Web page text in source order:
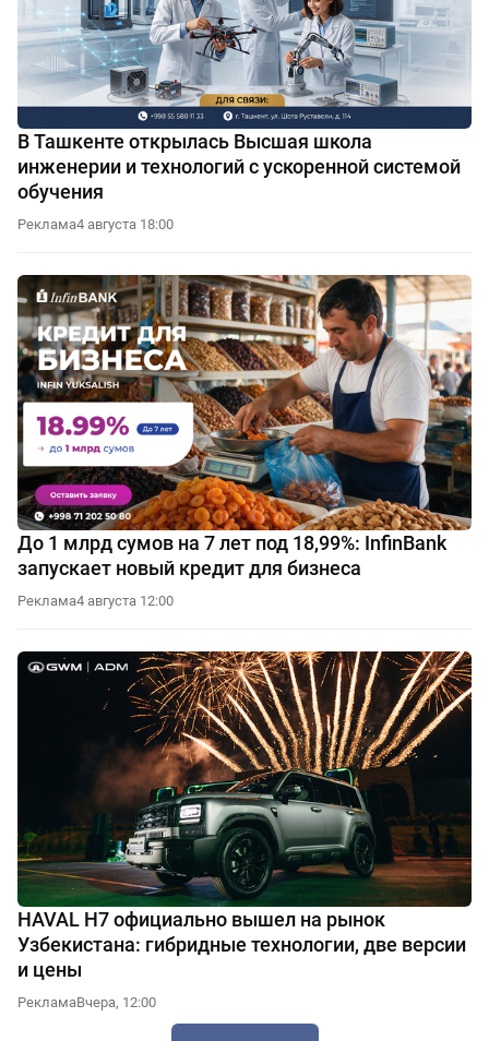
В Ташкенте открылась Высшая школа
инженерии и технологий с ускоренной системой
обучения
Реклама4 августа 18:00
До 1 млрд сумов на 7 лет под 18,99%: InfinBank
запускает новый кредит для бизнеса
Реклама4 августа 12:00
HAVAL H7 официально вышел на рынок
Узбекистана: гибридные технологии, две версии
и цены
РекламаВчера, 12:00